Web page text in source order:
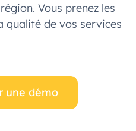
Vous prenez les
qualité de vos services
une démo